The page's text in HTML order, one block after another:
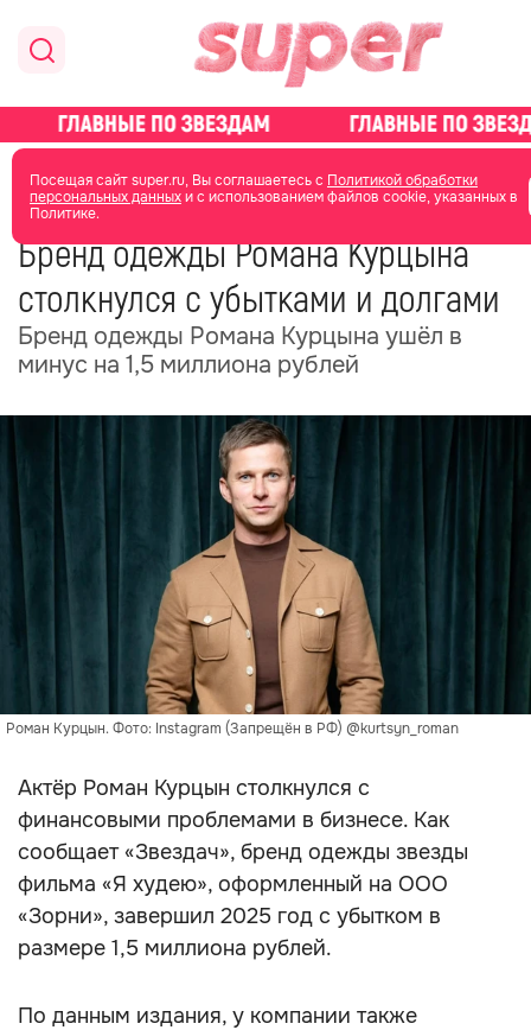
Посещая сайт super.ru, Вы соглашаетесь с Политикой обработки
персональных данныхи с использованием файлов cookie, указанных в
Политике.
главная новости о звездах новости
28 мая
Бренд одежды Романа Курцына
столкнулся с убытками и долгами
Бренд одежды Романа Курцына ушёл в
минус на 1,5 миллиона рублей
Роман Курцын. Фото: Instagram (Запрещён в РФ) @kurtsyn_roman
Актёр Роман Курцын столкнулся с
финансовыми проблемами в бизнесе. Как
сообщает «Звездач», бренд одежды звезды
фильма «Я худею», оформленный на ООО
«Зорни», завершил 2025 год с убытком в
размере 1,5 миллиона рублей.
По данным издания, у компании также